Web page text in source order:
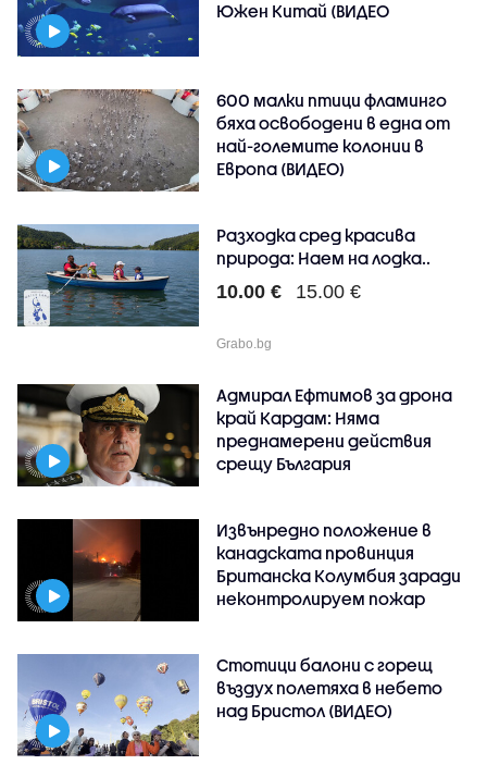
Южен Китай (ВИДЕО
600 малки птици фламинго
бяха освободени в една от
най-големите колонии в
Европа (ВИДЕО)
Разходка сред красива
природа: Наем на лодка..
10.00 € 15.00 €
Grabo.bg
Адмирал Ефтимов за дрона
край Кардам: Няма
преднамерени действия
срещу България
Извънредно положение в
канадската провинция
Британска Колумбия заради
неконтролируем пожар
Стотици балони с горещ
въздух полетяха в небето
над Бристол (ВИДЕО)